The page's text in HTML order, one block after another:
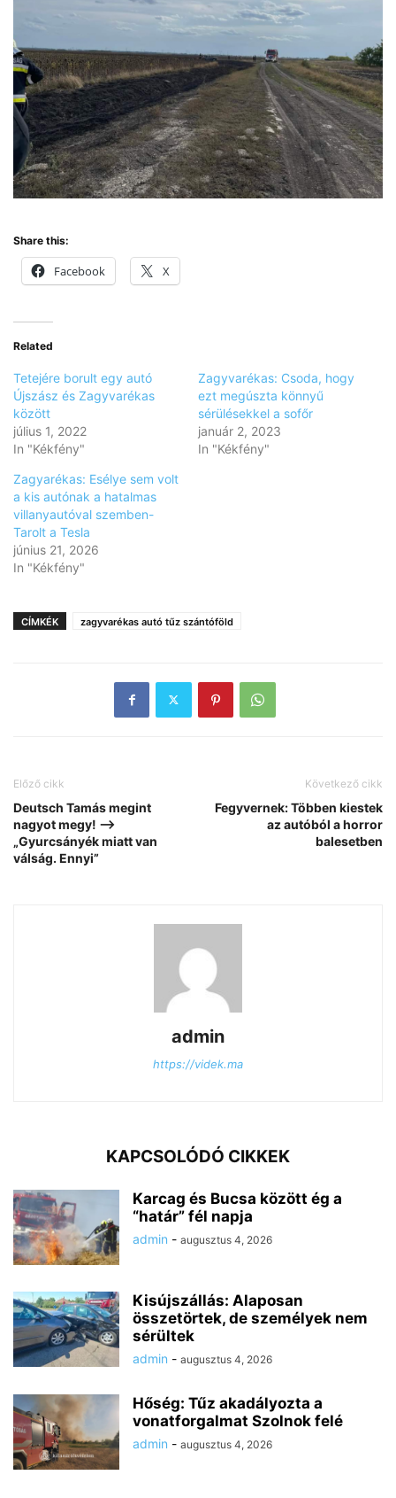
Share this:
Facebook X
Related
Tetejére borult egy autó
Újszász és Zagyvarékas
között
július 1, 2022
In "Kékfény"
Zagyvarékas: Csoda, hogy
ezt megúszta könnyű
sérülésekkel a sofőr
január 2, 2023
In "Kékfény"
Zagyarékas: Esélye sem volt
a kis autónak a hatalmas
villanyautóval szemben-
Tarolt a Tesla
június 21, 2026
In "Kékfény"
CÍMKÉK zagyvarékas autó tűz szántóföld
Előző cikk
Deutsch Tamás megint
nagyot megy! –>
„Gyurcsányék miatt van
válság. Ennyi”
Következő cikk
Fegyvernek: Többen kiestek
az autóból a horror
balesetben
admin
https://videk.ma
KAPCSOLÓDÓ CIKKEK
Karcag és Bucsa között ég a
“határ” fél napja
admin - augusztus 4, 2026
Kisújszállás: Alaposan
összetörtek, de személyek nem
sérültek
admin - augusztus 4, 2026
Hőség: Tűz akadályozta a
vonatforgalmat Szolnok felé
admin - augusztus 4, 2026